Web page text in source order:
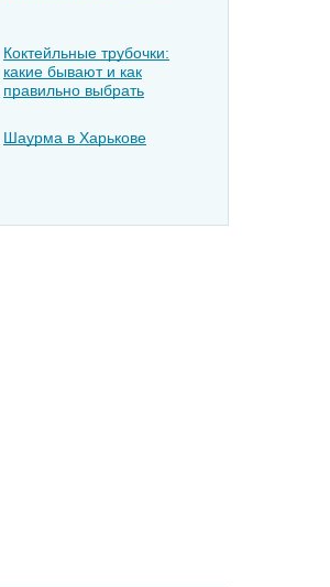
Коктейльные трубочки:
какие бывают и как
правильно выбрать
Шаурма в Харькове